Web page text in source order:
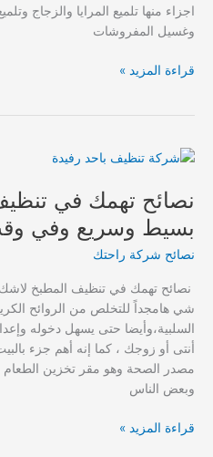
اجزاء منها تلميع المرايا والزجاج
وغسيل المفروشات
كيف
سريعة
وبسيطة
وقت
قصير
باقل
قراءة المزيد »
نصائح تهمك في
بسيط وسريع وفي
نصائح شركة راحتك
نصائح تهمك في تنظيف المطبخ لاشك
شي هامجداً للتخلص من الروائح
السلبية،وأيضا حتى يسهل دخوله
أنتى أو زوجك ، كما إنه أهم جزء
مصدر الصحة وهو مقر تخزين الطعام
وبعض الناس
نصائح
قراءة المزيد »